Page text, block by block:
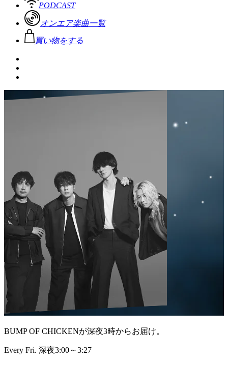
PODCAST
オンエア楽曲一覧
買い物をする
BUMP OF CHICKENが深夜3時からお届け。
Every Fri. 深夜3:00～3:27